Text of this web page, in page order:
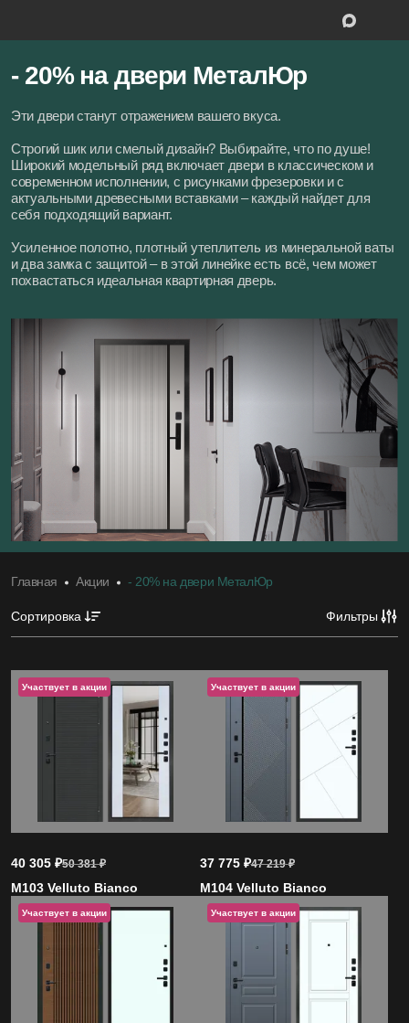
Межкомнатные двери
Входные двери
Скрытые двери
Системы открывания
Фурнитура
Входные
Ручки
Фурнитура
Средняя оценка на Яндекс Картах
20+
Моделей дверей
- 20% на двери МеталЮр
Эти двери станут отражением вашего вкуса.
Строгий шик или смелый дизайн? Выбирайте, что по душе!
Широкий модельный ряд включает двери в классическом и
современном исполнении, с рисунками фрезеровки и с
актуальными древесными вставками – каждый найдет для
себя подходящий вариант.
Усиленное полотно, плотный утеплитель из минеральной ваты
и два замка с защитой – в этой линейке есть всё, чем может
похвастаться идеальная квартирная дверь.
Главная Акции - 20% на двери МеталЮр
Сортировка Фильтры
Участвует в акции
40 305 ₽50 381 ₽
M103 Velluto Bianco
Участвует в акции
37 775₽47 219 ₽
M104 Velluto Bianco
Участвует в акции Участвует в акции